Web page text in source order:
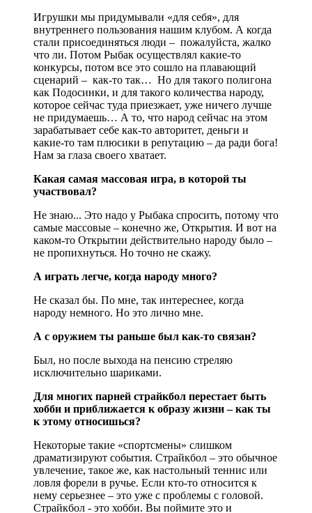
Игрушки мы придумывали «для себя», для
внутреннего пользования нашим клубом. А когда
стали присоединяться люди – пожалуйста, жалко
что ли. Потом Рыбак осуществлял какие-то
конкурсы, потом все это сошло на плавающий
сценарий – как-то так… Но для такого полигона
как Подосинки, и для такого количества народу,
которое сейчас туда приезжает, уже ничего лучше
не придумаешь… А то, что народ сейчас на этом
зарабатывает себе как-то авторитет, деньги и
какие-то там плюсики в репутацию – да ради бога!
Нам за глаза своего хватает.
Какая самая массовая игра, в которой ты
участвовал?
Не знаю... Это надо у Рыбака спросить, потому что
самые массовые – конечно же, Открытия. И вот на
каком-то Открытии действительно народу было –
не пропихнуться. Но точно не скажу.
А играть легче, когда народу много?
Не сказал бы. По мне, так интереснее, когда
народу немного. Но это лично мне.
А с оружием ты раньше был как-то связан?
Был, но после выхода на пенсию стреляю
исключительно шариками.
Для многих парней страйкбол перестает быть
хобби и приближается к образу жизни – как ты
к этому относишься?
Некоторые такие «спортсмены» слишком
драматизируют события. Страйкбол – это обычное
увлечение, такое же, как настольный теннис или
ловля форели в ручье. Если кто-то относится к
нему серьезнее – это уже с проблемы с головой.
Страйкбол - это хобби. Вы поймите это и